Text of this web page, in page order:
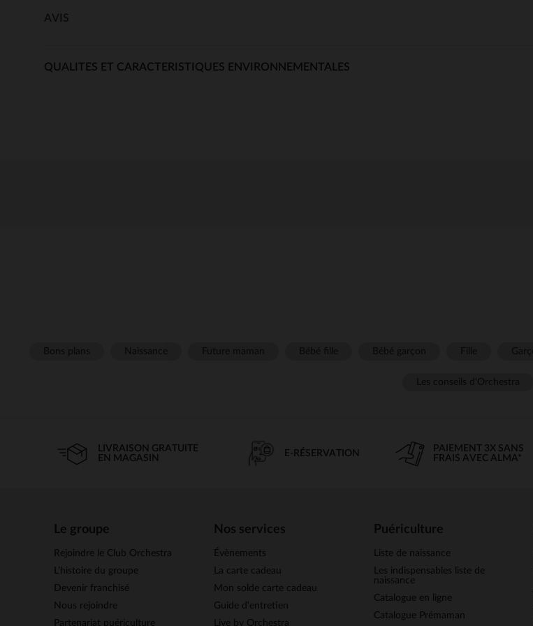
AVIS
QUALITES ET CARACTERISTIQUES ENVIRONNEMENTALES
LIVRAISON GRATUITE
EN MAGASIN
E-RÉSERVATION
PAIEMENT 3X SANS
FRAIS AVEC ALMA*
Le groupe
Rejoindre le Club Orchestra
L’histoire du groupe
Devenir franchisé
Nous rejoindre
Partenariat puériculture
Nos services
Évènements
La carte cadeau
Mon solde carte cadeau
Guide d'entretien
Live by Orchestra
Puériculture
Liste de naissance
Les indispensables liste de
naissance
Catalogue en ligne
Catalogue Prémaman